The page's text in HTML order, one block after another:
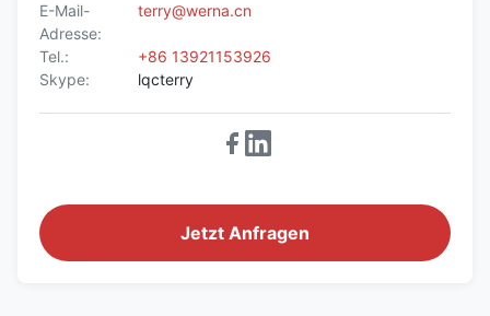
E-Mail-
Adresse:
terry@werna.cn
Tel.:
+86 13921153926
Skype:
lqcterry
Jetzt Anfragen